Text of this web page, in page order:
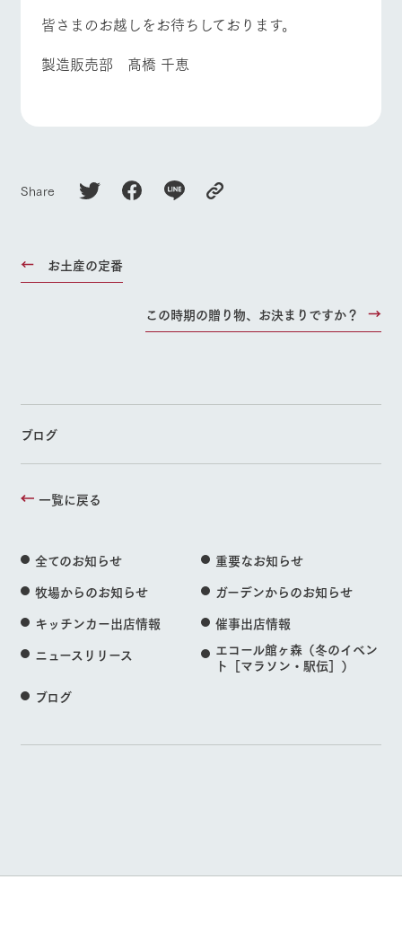
皆さまのお越しをお待ちしております。
製造販売部 髙橋 千恵
Share
お土産の定番
この時期の贈り物、お決まりですか？
ブログ
一覧に戻る
全てのお知らせ
重要なお知らせ
牧場からのお知らせ
ガーデンからのお知らせ
キッチンカー出店情報
催事出店情報
ニュースリリース
エコール館ヶ森（冬のイベン
ト［マラソン・駅伝］）
ブログ